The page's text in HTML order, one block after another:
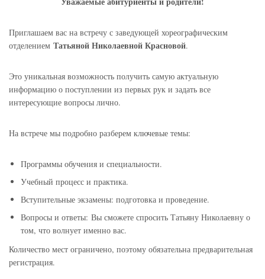
Приглашаем вас на встречу с заведующей хореографическим
отделением Татьяной Николаевной Красновой.
Это уникальная возможность получить самую актуальную
информацию о поступлении из первых рук и задать все
интересующие вопросы лично.
На встрече мы подробно разберем ключевые темы:
Программы обучения и специальности.
Учебный процесс и практика.
Вступительные экзамены: подготовка и проведение.
Вопросы и ответы: Вы сможете спросить Татьяну Николаевну о
том, что волнует именно вас.
Количество мест ограничено, поэтому обязательна предварительная
регистрация.